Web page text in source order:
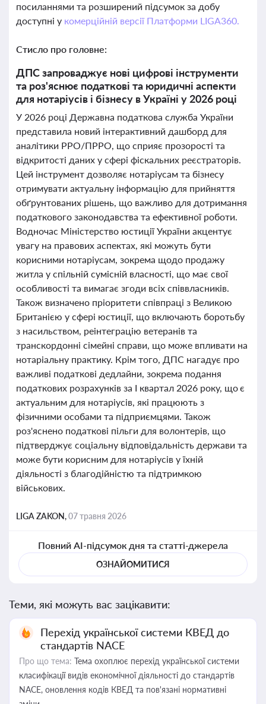
посиланнями та розширений підсумок за добу
доступні у комерційній версії Платформи LIGA360.
Стисло про головне:
ДПС запроваджує нові цифрові інструменти
та роз'яснює податкові та юридичні аспекти
для нотаріусів і бізнесу в Україні у 2026 році
У 2026 році Державна податкова служба України
представила новий інтерактивний дашборд для
аналітики РРО/ПРРО, що сприяє прозорості та
відкритості даних у сфері фіскальних реєстраторів.
Цей інструмент дозволяє нотаріусам та бізнесу
отримувати актуальну інформацію для прийняття
обґрунтованих рішень, що важливо для дотримання
податкового законодавства та ефективної роботи.
Водночас Міністерство юстиції України акцентує
увагу на правових аспектах, які можуть бути
корисними нотаріусам, зокрема щодо продажу
житла у спільній сумісній власності, що має свої
особливості та вимагає згоди всіх співвласників.
Також визначено пріоритети співпраці з Великою
Британією у сфері юстиції, що включають боротьбу
з насильством, реінтеграцію ветеранів та
транскордонні сімейні справи, що може впливати на
нотаріальну практику. Крім того, ДПС нагадує про
важливі податкові дедлайни, зокрема подання
податкових розрахунків за І квартал 2026 року, що є
актуальним для нотаріусів, які працюють з
фізичними особами та підприємцями. Також
роз'яснено податкові пільги для волонтерів, що
підтверджує соціальну відповідальність держави та
може бути корисним для нотаріусів у їхній
діяльності з благодійністю та підтримкою
військових.
LIGA ZAKON,07 травня 2026
Повний AI-підсумок дня та статті-джерела
ОЗНАЙОМИТИСЯ
Теми, які можуть вас зацікавити:
Перехід української системи КВЕД до
стандартів NACE
Про що тема: Тема охоплює перехід української системи
класифікації видів економічної діяльності до стандартів
NACE, оновлення кодів КВЕД та пов'язані нормативні